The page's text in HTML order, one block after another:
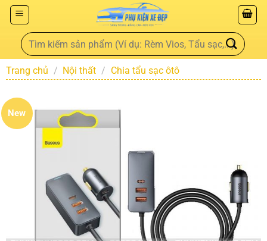
Trang chủ / Nội thất / Chia tẩu sạc ôtô
New